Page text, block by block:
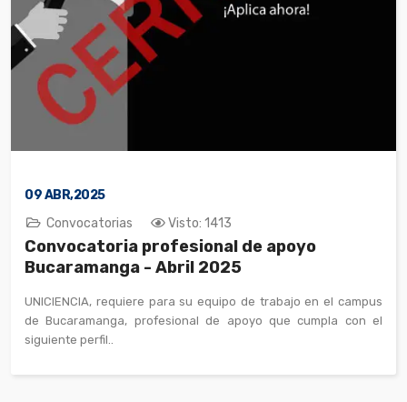
09ABR,2025
Convocatorias
Visto: 1413
Convocatoria profesional de apoyo
Bucaramanga - Abril 2025
UNICIENCIA, requiere para su equipo de trabajo en el campus
de Bucaramanga, profesional de apoyo que cumpla con el
siguiente perfil..